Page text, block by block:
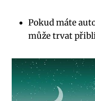
Pokud máte
může trvat